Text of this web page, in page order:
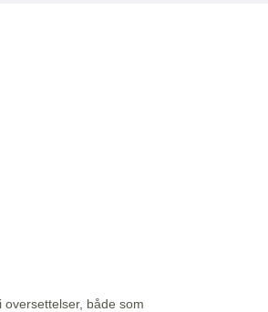
både som